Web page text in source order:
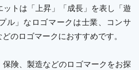
トは「上昇」「成長」を表し「遊
ル」なロゴマークは士業、コンサ
のロゴマークにおすすめです。
険、製造などのロゴマークをお探